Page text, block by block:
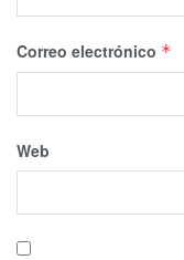
Correo electrónico *
Web